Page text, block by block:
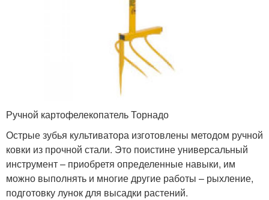
Ручной картофелекопатель Торнадо
Острые зубья культиватора изготовлены методом ручной
ковки из прочной стали. Это поистине универсальный
инструмент – приобретя определенные навыки, им
можно выполнять и многие другие работы – рыхление,
подготовку лунок для высадки растений.